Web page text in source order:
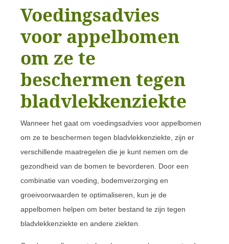
Voedingsadvies
voor appelbomen
om ze te
beschermen tegen
bladvlekkenziekte
Wanneer het gaat om voedingsadvies voor appelbomen
om ze te beschermen tegen bladvlekkenziekte, zijn er
verschillende maatregelen die je kunt nemen om de
gezondheid van de bomen te bevorderen. Door een
combinatie van voeding, bodemverzorging en
groeivoorwaarden te optimaliseren, kun je de
appelbomen helpen om beter bestand te zijn tegen
bladvlekkenziekte en andere ziekten.